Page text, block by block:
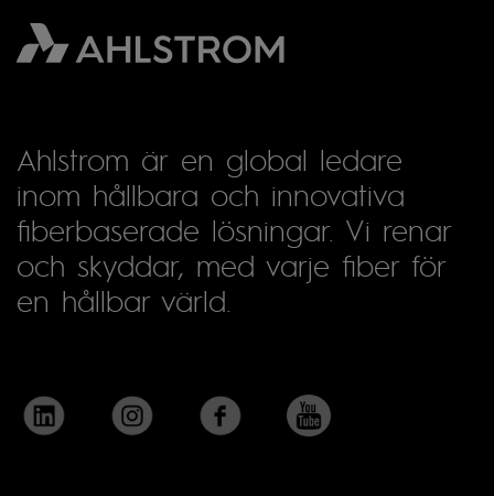
Ahlstrom är en global ledare
inom hållbara och innovativa
fiberbaserade lösningar. Vi renar
och skyddar, med varje fiber för
en hållbar värld.